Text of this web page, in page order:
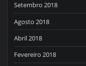
Setembro 2018
Agosto 2018
Abril 2018
Fevereiro 2018